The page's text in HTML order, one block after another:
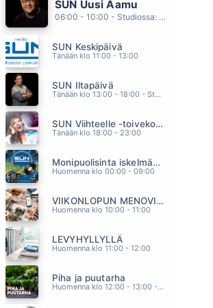
TRAGEDY
LET S DANCE
KORTTITALO
SISKONI (FEAT ERIN)
HAURASTA TARINAA
SUN Uusi Aamu
06:00 - 10:00 - Studiossa: Kimmo Hoivassilta
SUN Keskipäivä
Tänään klo 11:00 - 13:00
SUN Iltapäivä
Tänään klo 13:00 - 18:00 - Studiossa: Kaisu Lämsä
SUN Viihteelle -toivekonsertti
Tänään klo 18:00 - 23:00
Monipuolisinta iskelmää ja parasta poppia
Huomenna klo 00:00 - 09:00
VIIKONLOPUN MENOVINKIT
Huomenna klo 10:00 - 11:00
LEVYHYLLYLLÄ
Huomenna klo 11:00 - 12:00
Piha ja puutarha
Huomenna klo 12:00 - 13:00 - Studiossa: Pinsiön Taimisto